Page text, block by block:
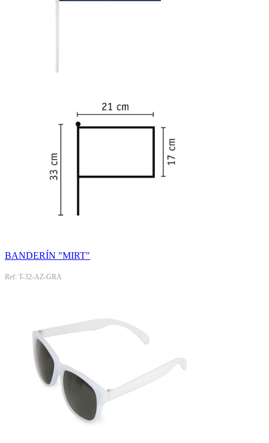
BANDERÍN "MIRT"
Ref: T-32-AZ-GRA